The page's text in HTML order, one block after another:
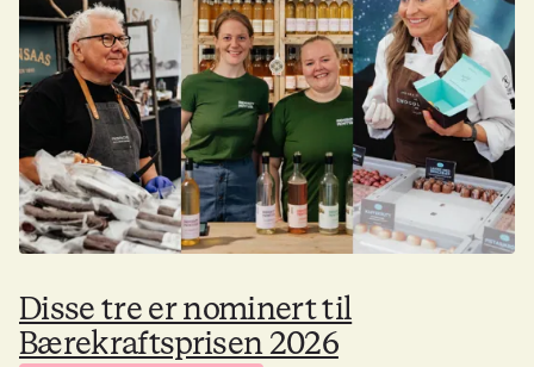
Disse tre er nominert til
Bærekraftsprisen 2026